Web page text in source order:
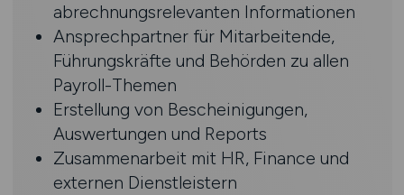
abrechnungsrelevanten Informationen
Ansprechpartner für Mitarbeitende,
Führungskräfte und Behörden zu allen
Payroll-Themen
Erstellung von Bescheinigungen,
Auswertungen und Reports
Zusammenarbeit mit HR, Finance und
externen Dienstleistern